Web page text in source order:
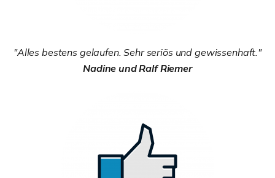
"Alles bestens gelaufen. Sehr seriös und gewissenhaft."
Nadine und Ralf Riemer